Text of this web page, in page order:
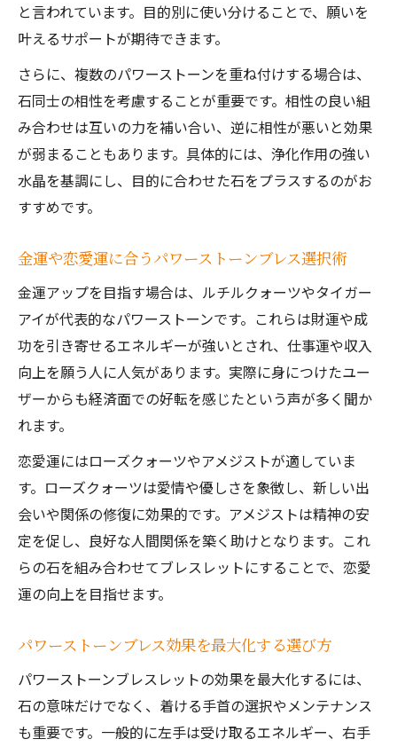
と言われています。目的別に使い分けることで、願いを
叶えるサポートが期待できます。
さらに、複数のパワーストーンを重ね付けする場合は、
石同士の相性を考慮することが重要です。相性の良い組
み合わせは互いの力を補い合い、逆に相性が悪いと効果
が弱まることもあります。具体的には、浄化作用の強い
水晶を基調にし、目的に合わせた石をプラスするのがお
すすめです。
金運や恋愛運に合うパワーストーンブレス選択術
金運アップを目指す場合は、ルチルクォーツやタイガー
アイが代表的なパワーストーンです。これらは財運や成
功を引き寄せるエネルギーが強いとされ、仕事運や収入
向上を願う人に人気があります。実際に身につけたユー
ザーからも経済面での好転を感じたという声が多く聞か
れます。
恋愛運にはローズクォーツやアメジストが適していま
す。ローズクォーツは愛情や優しさを象徴し、新しい出
会いや関係の修復に効果的です。アメジストは精神の安
定を促し、良好な人間関係を築く助けとなります。これ
らの石を組み合わせてブレスレットにすることで、恋愛
運の向上を目指せます。
パワーストーンブレス効果を最大化する選び方
パワーストーンブレスレットの効果を最大化するには、
石の意味だけでなく、着ける手首の選択やメンテナンス
も重要です。一般的に左手は受け取るエネルギー、右手